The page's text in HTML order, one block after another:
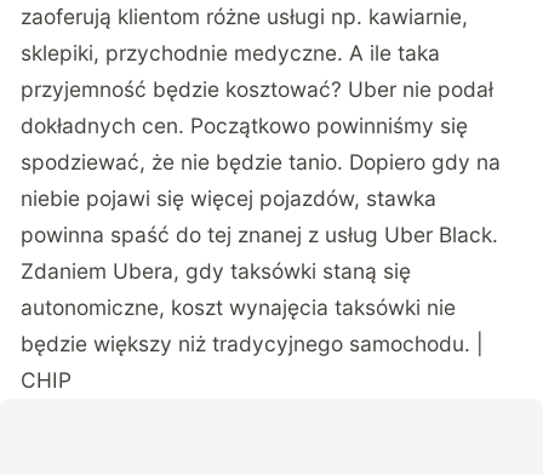
zaoferują klientom różne usługi np. kawiarnie,
sklepiki, przychodnie medyczne. A ile taka
przyjemność będzie kosztować? Uber nie podał
dokładnych cen. Początkowo powinniśmy się
spodziewać, że nie będzie tanio. Dopiero gdy na
niebie pojawi się więcej pojazdów, stawka
powinna spaść do tej znanej z usług Uber Black.
Zdaniem Ubera, gdy taksówki staną się
autonomiczne, koszt wynajęcia taksówki nie
będzie większy niż tradycyjnego samochodu. |
CHIP